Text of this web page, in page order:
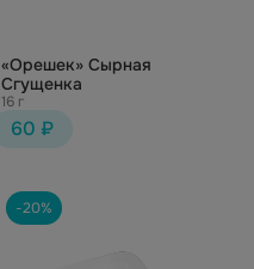
«Орешек» Сырная
Сгущенка
16 г
60 ₽
-20%